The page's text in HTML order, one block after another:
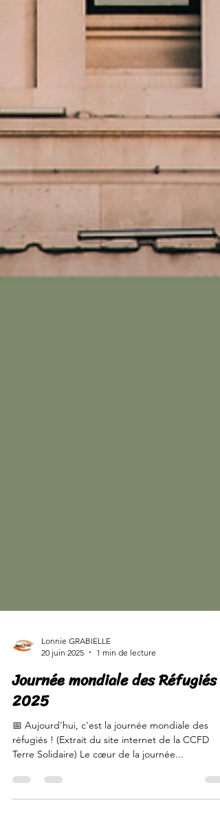
Lonnie GRABIELLE
20 juin 2025
1 min de lecture
Journée mondiale des Réfugiés
2025
📅 Aujourd'hui, c'est la journée mondiale des
Terre Solidaire) Le cœur de la journée...